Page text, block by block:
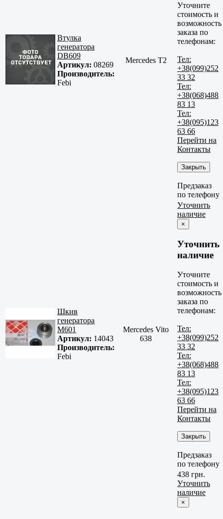
Втулка
генератора
DB609
Артикул: 08269
Производитель:
Febi
Mercedes T2
Уточните
стоимость и
возможность
заказа по
телефонам:
Тел:
+38(099)252
33 32
Тел:
+38(068)488
83 13
Тел:
+38(095)123
63 66
Перейти на
Контакты
Закрыть
Предзаказ
по телефону
Шкив
генератора
M601
Артикул: 14043
Производитель:
Febi
Mercedes Vito
638
Уточнить
наличие
×
Уточнить
наличие
Уточните
стоимость и
возможность
заказа по
телефонам:
Тел:
+38(099)252
33 32
Тел:
+38(068)488
83 13
Тел:
+38(095)123
63 66
Перейти на
Контакты
Закрыть
Предзаказ
по телефону
438 грн.
Уточнить
наличие
×